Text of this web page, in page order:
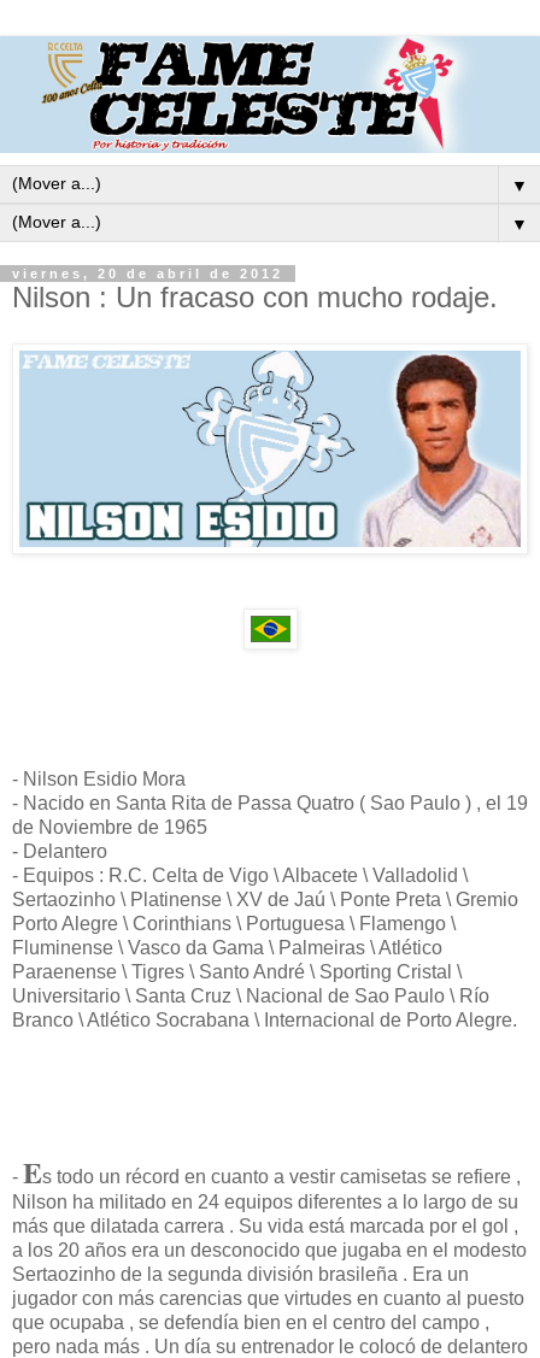
▼
▼
viernes, 20 de abril de 2012
Nilson : Un fracaso con mucho rodaje.
- Nilson Esidio Mora
- Nacido en Santa Rita de Passa Quatro ( Sao Paulo ) , el 19
de Noviembre de 1965
- Delantero
- Equipos : R.C. Celta de Vigo \ Albacete \ Valladolid \
Sertaozinho \ Platinense \ XV de Jaú \ Ponte Preta \ Gremio
Porto Alegre \ Corinthians \ Portuguesa \ Flamengo \
Fluminense \ Vasco da Gama \ Palmeiras \ Atlético
Paraenense \ Tigres \ Santo André \ Sporting Cristal \
Universitario \ Santa Cruz \ Nacional de Sao Paulo \ Río
Branco \ Atlético Socrabana \ Internacional de Porto Alegre.
- Es todo un récord en cuanto a vestir camisetas se refiere ,
Nilson ha militado en 24 equipos diferentes a lo largo de su
más que dilatada carrera . Su vida está marcada por el gol ,
a los 20 años era un desconocido que jugaba en el modesto
Sertaozinho de la segunda división brasileña . Era un
jugador con más carencias que virtudes en cuanto al puesto
que ocupaba , se defendía bien en el centro del campo ,
pero nada más . Un día su entrenador le colocó de delantero